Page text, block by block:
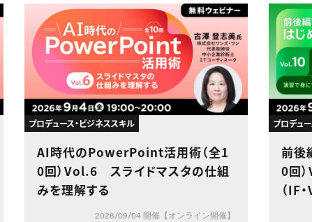
プロデュース・ビジネススキル
AI時代のPowerPoint活用術（全1
0回）Vol.6 スライドマスタの仕組
みを理解する
2026/09/04 開催【オンライン開催】
プロデュ
前後
0回
（IF
編